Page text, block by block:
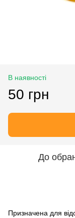
В наявності
50 грн
До
Призначена для